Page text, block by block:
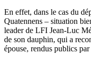
En effet, dans le cas du
Quatennens – situation
leader de LFI Jean-Luc
de son dauphin, qui a
épouse, rendus publics par